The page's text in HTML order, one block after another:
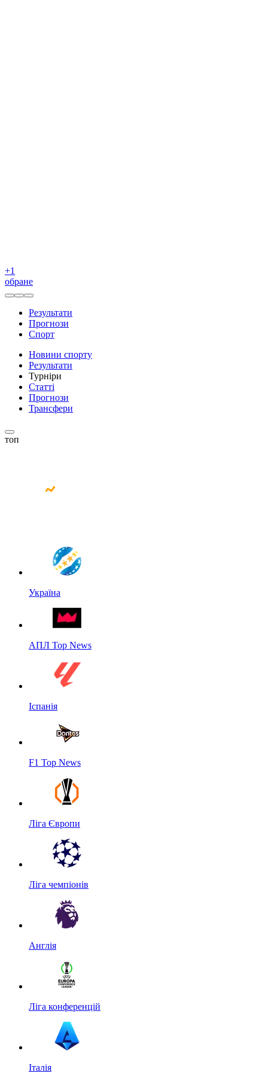
+1
обране
Результати
Прогнози
Спорт
Новини спорту
Результати
Турніри
Статті
Прогнози
Трансфери
топ
Україна
АПЛ Top News
Іспанія
F1 Top News
Ліга Європи
Ліга чемпіонів
Англія
Ліга конференцій
Італія